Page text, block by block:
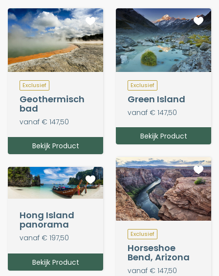
Exclusief
Geothermisch
bad
vanaf € 147,50
Bekijk Product
Exclusief
Green Island
vanaf € 147,50
Bekijk Product
Exclusief
Horseshoe
Bend, Arizona
vanaf € 147,50
Hong Island
panorama
vanaf € 197,50
Bekijk Product